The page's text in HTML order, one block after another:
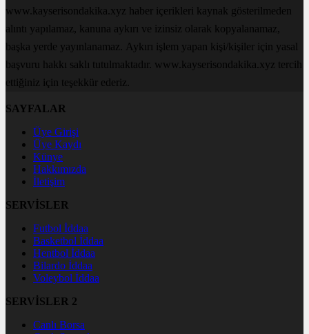
www.kayserisondakika.xyz haber içerikleri kaynak gösterilmeden
alıntı yapılamaz, kanuna aykırı ve izinsiz olarak kopyalanamaz,
başka yerde yayınlanamaz. Aykırı işlem yapan kişi/kişiler için yasal
başvuru hakkı saklı tutulmaktadır. www.kayserisondakika.xyz tercih
ettiğiniz için teşekkür ederiz.
SAYFALAR
Üye Girişi
Üye Kaydı
Künye
Hakkımızda
İletişim
SERVİSLER
Futbol İddaa
Basketbol İddaa
Hentbol İddaa
Bilardo İddaa
Voleybol İddaa
SERVİSLER 2
Canlı Borsa